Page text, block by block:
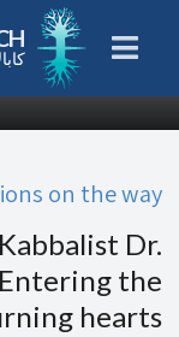
on the way
Dr.
the
hearts